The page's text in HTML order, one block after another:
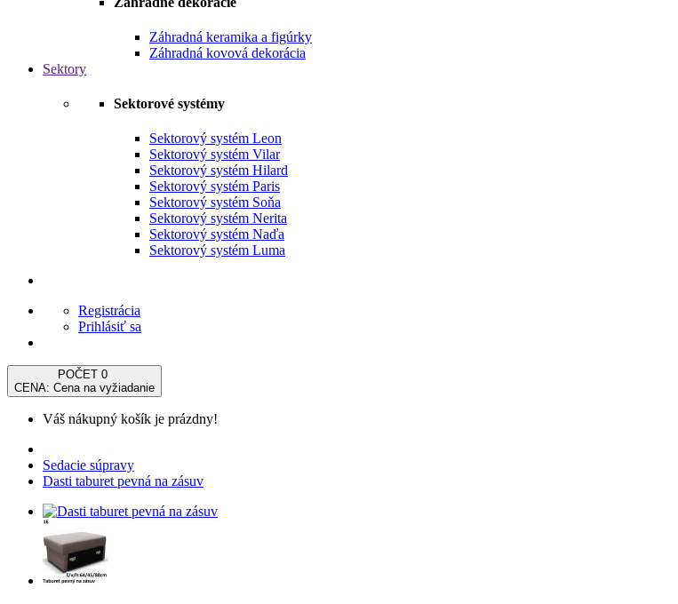
Záhradná keramika a figúrky
Záhradná kovová dekorácia
Sektory
Sektorové systémy
Sektorový systém Leon
Sektorový systém Vilar
Sektorový systém Hilard
Sektorový systém Paris
Sektorový systém Soňa
Sektorový systém Nerita
Sektorový systém Naďa
Sektorový systém Luma
Registrácia
Prihlásiť sa
POČET 0
CENA: Cena na vyžiadanie
Váš nákupný košík je prázdny!
Sedacie súpravy
Dasti taburet pevná na zásuv